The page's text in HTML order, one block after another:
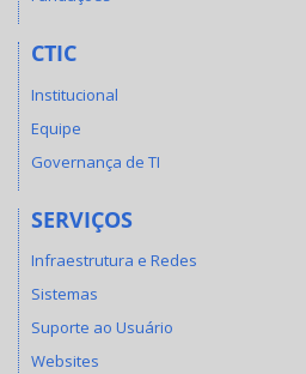
CTIC
Institucional
Equipe
Governança de TI
SERVIÇOS
Infraestrutura e Redes
Sistemas
Suporte ao Usuário
Websites